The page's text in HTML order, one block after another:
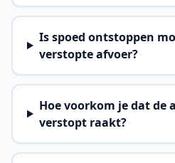
Is spoed ontstoppen
verstopte afvoer?
Hoe voorkom je dat de
verstopt raakt?